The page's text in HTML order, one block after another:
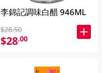
李錦記調味白醋 946ML
$28.50
$28.00